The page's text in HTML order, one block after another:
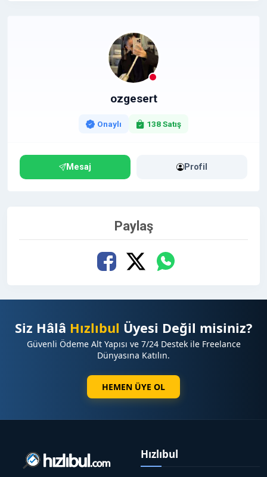
ozgesert
Onaylı 138 Satış
Mesaj Profil
Paylaş
Siz Hâlâ Hızlıbul Üyesi Değil misiniz?
Güvenli Ödeme Alt Yapısı ve 7/24 Destek ile Freelance
Dünyasına Katılın.
HEMEN ÜYE OL
Hızlıbul